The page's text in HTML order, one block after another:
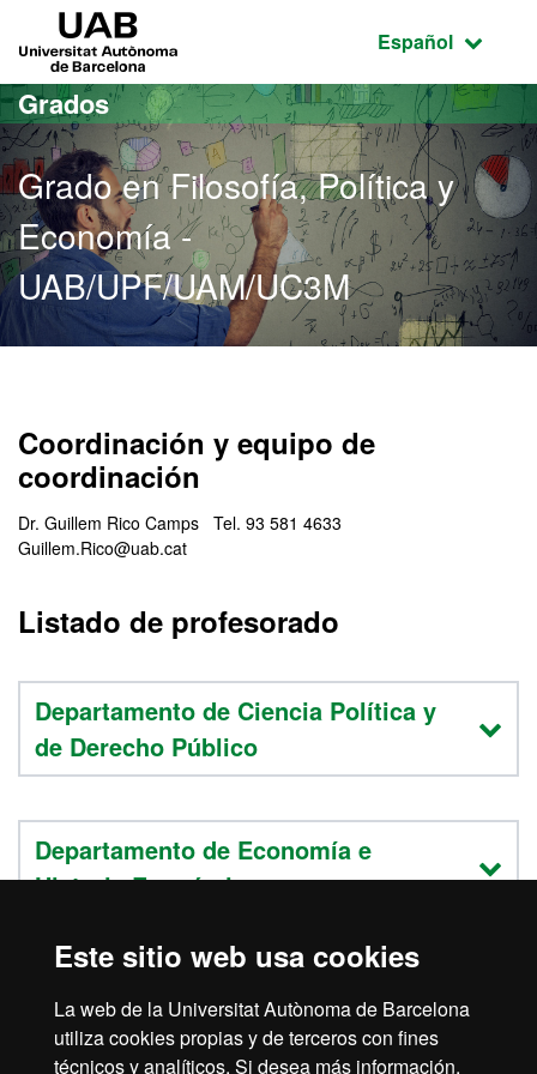
Este sitio web usa cookies
La web de la Universitat Autònoma de Barcelona
utiliza cookies propias y de terceros con fines
técnicos y analíticos. Si desea más información,
Acceso al contenido principal
Acceso a la navegación de la página
Idioma
Español
Grados
Grado en Filosofía, Política y
Economía -
UAB/UPF/UAM/UC3M
Coordinación y equipo de
coordinación
Dr. Guillem Rico Camps Tel. 93 581 4633
Guillem.Rico@uab.cat
Listado de profesorado
Departamento de Ciencia Política y
de Derecho Público
Departamento de Economía e
Historia Económica